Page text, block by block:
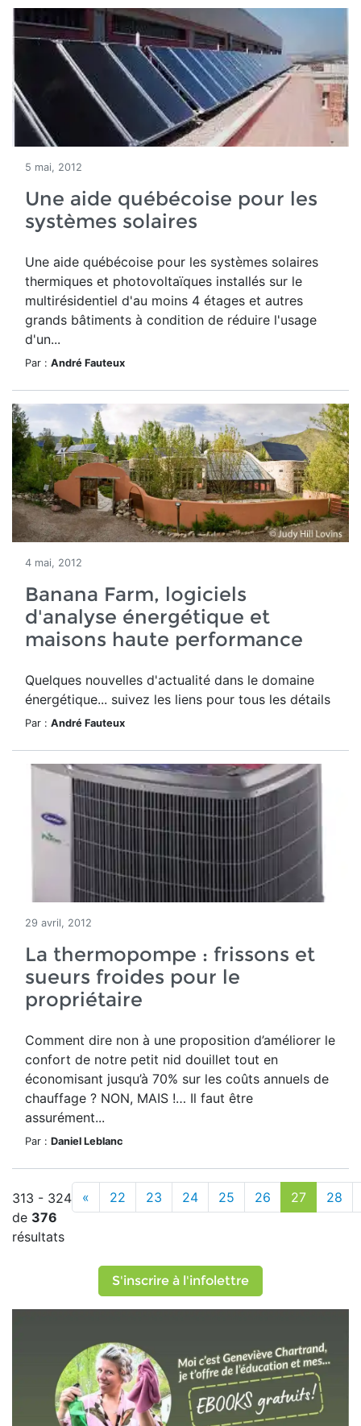
5 mai, 2012
Une aide québécoise pour les
systèmes solaires
Une aide québécoise pour les systèmes solaires
thermiques et photovoltaïques installés sur le
multirésidentiel d'au moins 4 étages et autres
grands bâtiments à condition de réduire l'usage
d'un...
Par : André Fauteux
4 mai, 2012
Banana Farm, logiciels
d'analyse énergétique et
maisons haute performance
Quelques nouvelles d'actualité dans le domaine
énergétique... suivez les liens pour tous les détails
Par : André Fauteux
29 avril, 2012
La thermopompe : frissons et
sueurs froides pour le
propriétaire
Comment dire non à une proposition d’améliorer le
confort de notre petit nid douillet tout en
économisant jusqu’à 70% sur les coûts annuels de
chauffage ? NON, MAIS !… Il faut être
assurément...
Par : Daniel Leblanc
313 - 324
de 376
résultats
« 22 23 24 25 26 27 28
S'inscrire à l'infolettre